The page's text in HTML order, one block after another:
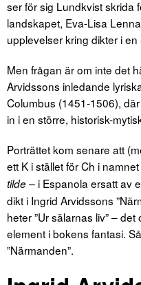
ser för sig Lundkvist skrida
landskapet, Eva-Lisa
upplevelser kring dikter i en
Men frågan är om inte det
Arvidssons inledande
Columbus (1451-1506),
in i en större, historisk-
Porträttet kom senare att
ett K i stället för Ch i
tilde – i Espanola ersatt av
dikt i Ingrid Arvidssons
heter ”Ur sälarnas liv” –
element i bokens fantasi.
”Närmanden”.